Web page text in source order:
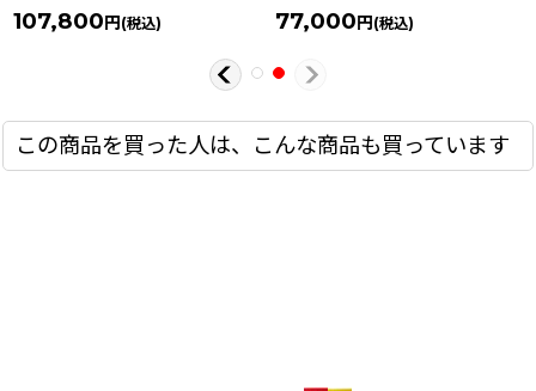
107,800円(税込) 77,000円(税込)
この商品を買った人は、こんな商品も買っています